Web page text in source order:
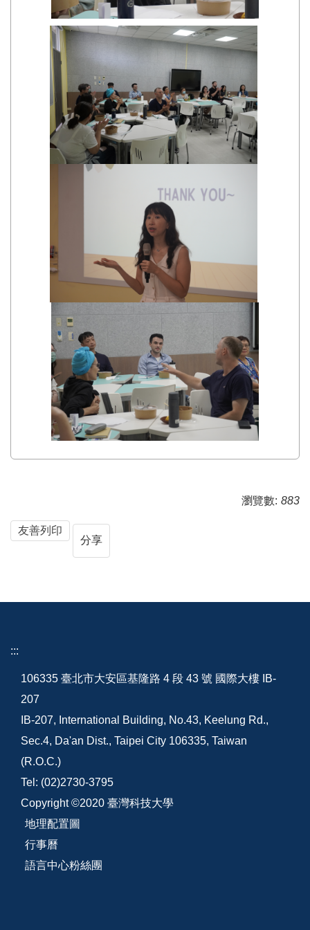
瀏覽數: 883
友善列印
分享
:::
106335 臺北市大安區基隆路 4 段 43 號 國際大樓 IB-
207
IB-207, International Building, No.43, Keelung Rd.,
Sec.4, Da'an Dist., Taipei City 106335, Taiwan
(R.O.C.)
Tel: (02)2730-3795
Copyright ©2020 臺灣科技大學
地理配置圖
行事曆
語言中心粉絲團